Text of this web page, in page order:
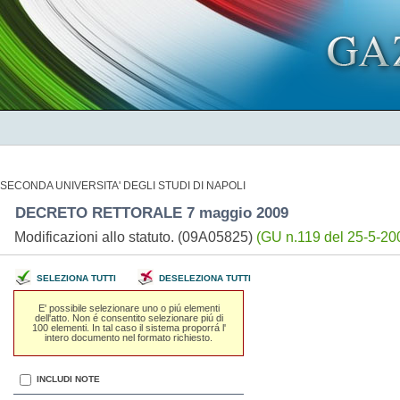
SECONDA UNIVERSITA' DEGLI STUDI DI NAPOLI
DECRETO RETTORALE 7 maggio 2009
Modificazioni allo statuto. (09A05825) (GU n.119 del 25-5-
SELEZIONA TUTTI DESELEZIONA TUTTI
E' possibile selezionare uno o piú elementi
dell'atto. Non é consentito selezionare piú di
100 elementi. In tal caso il sistema proporrá l'
intero documento nel formato richiesto.
INCLUDI NOTE